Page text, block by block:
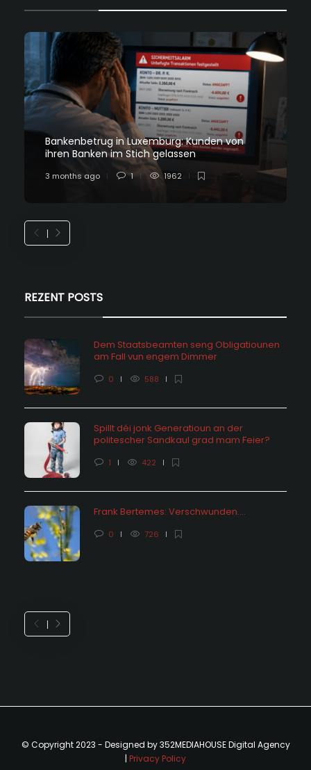
Bankenbetrug in Luxemburg: Kunden von
ihren Banken im Stich gelassen
3 months ago 1 1962
REZENT POSTS
Dem Staatsbeamten seng Obligatiounen
am Fall vun engem Dimmer
0 588
Spillt déi jonk Generatioun an der
politescher Sandkaul grad mam Feier?
1 422
Frank Bertemes: Verschwunden….
0 726
© Copyright 2023 - Designed by 352MEDIAHOUSE Digital Agency
| Privacy Policy